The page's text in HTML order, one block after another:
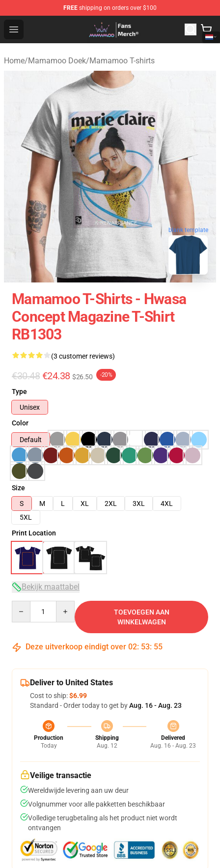
FREE shipping on orders over $100
Open menu
Mamamoo Store - Official Mamamoo Merchandise Shop
Home/Mamamoo Doek/Mamamoo T-shirts
blank template
Mamamoo T-Shirts - Hwasa
Concept Magazine T-Shirt
RB1303
(3 customer reviews)
€30.48 €24.38 $26.50 -20%
Type
Unisex
Color
Default
Size
S
M L XL 2XL 3XL
4XL
5XL
Print Location
Bekijk maattabel
TOEVOEGEN AAN
WINKELWAGEN
Deze uitverkoop eindigt over 02: 53: 54
Deliver to United States
Cost to ship:$6.99
Standard - Order today to get byAug. 16 - Aug. 23
Production
Today
Shipping
Aug. 12
Delivered
Aug. 16 - Aug. 23
Veilige transactie
Wereldwijde levering aan uw deur
Volgnummer voor alle pakketten beschikbaar
Volledige terugbetaling als het product niet wordt
ontvangen